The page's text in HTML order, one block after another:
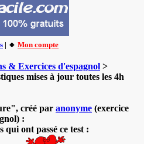
| 🔸 Mon compte
& Exercices d'espagnol >
mises à jour toutes les 4h
créé par anonyme (exercice
:
qui ont passé ce test :